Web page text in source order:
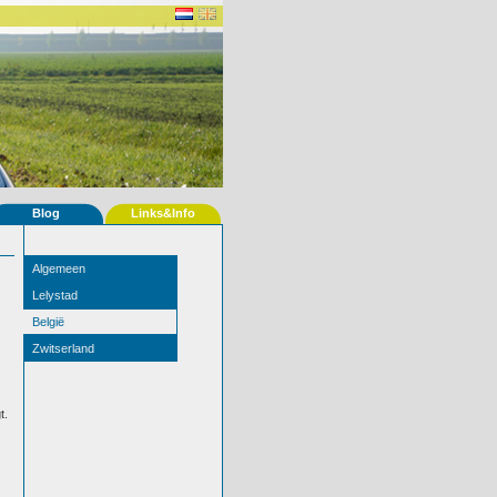
Blog Links&Info
Algemeen
Lelystad
België
Zwitserland